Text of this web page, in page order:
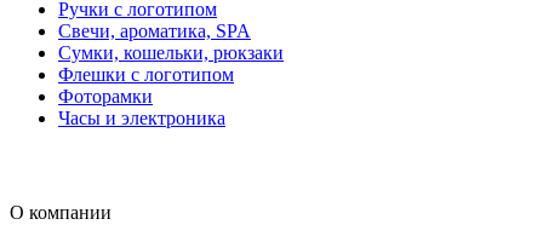
Ручки с логотипом
Свечи, ароматика, SPA
Сумки, кошельки, рюкзаки
Флешки с логотипом
Фоторамки
Часы и электроника
О компании